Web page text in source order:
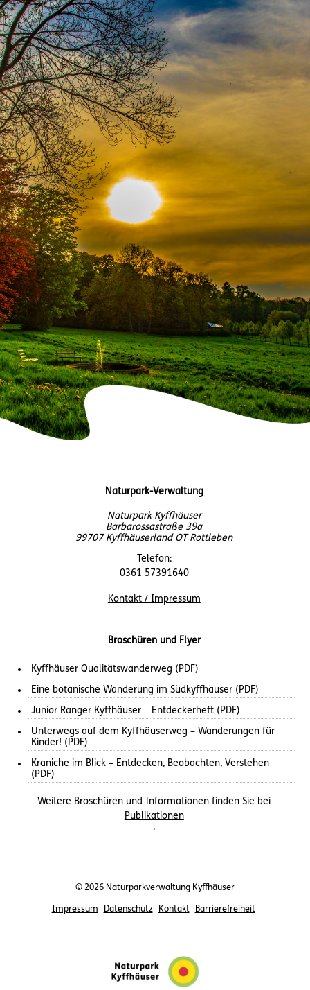
Naturpark-Verwaltung
Naturpark Kyffhäuser
Barbarossastraße 39a
99707 Kyffhäuserland OT Rottleben
Telefon:
0361 57391640
Kontakt / Impressum
Broschüren und Flyer
Kyffhäuser Qualitätswanderweg (PDF)
Eine botanische Wanderung im Südkyffhäuser (PDF)
Junior Ranger Kyffhäuser – Entdeckerheft (PDF)
Unterwegs auf dem Kyffhäuserweg – Wanderungen für
Kinder! (PDF)
Kraniche im Blick – Entdecken, Beobachten, Verstehen
(PDF)
Weitere Broschüren und Informationen finden Sie bei
Publikationen
.
© 2026 Naturparkverwaltung Kyffhäuser
Impressum Datenschutz Kontakt Barrierefreiheit